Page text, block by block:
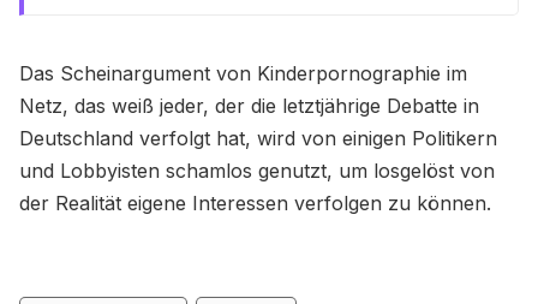
Das Scheinargument von Kinderpornographie im
Netz, das weiß jeder, der die letztjährige Debatte in
Deutschland verfolgt hat, wird von einigen Politikern
und Lobbyisten schamlos genutzt, um losgelöst von
der Realität eigene Interessen verfolgen zu können.